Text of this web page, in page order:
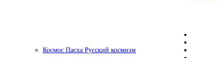
Космос Пасха Русский космизм